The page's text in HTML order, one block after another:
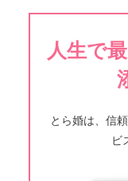
人生で
とら婚は、信
ビ